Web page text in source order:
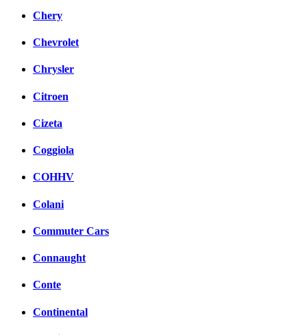
Chery
Chevrolet
Chrysler
Citroen
Cizeta
Coggiola
COHHV
Colani
Commuter Cars
Connaught
Conte
Continental